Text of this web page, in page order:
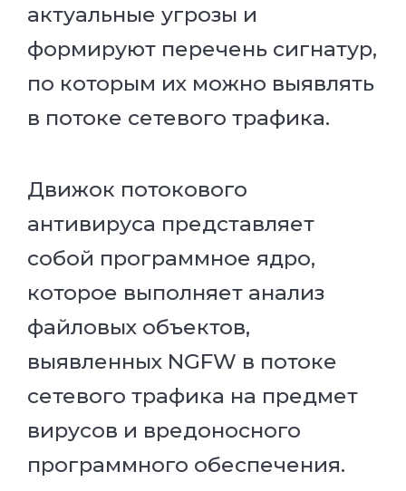
актуальные угрозы и
формируют перечень сигнатур,
по которым их можно выявлять
в потоке сетевого трафика.
Движок потокового
антивируса представляет
собой программное ядро,
которое выполняет анализ
файловых объектов,
выявленных NGFW в потоке
сетевого трафика на предмет
вирусов и вредоносного
программного обеспечения.